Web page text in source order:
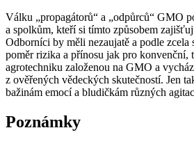
Válku „propagátorů“ a „odpůrců“ GMO
a spolkům, kteří si tímto způsobem
Odborníci by měli nezaujatě a podle
poměr rizika a přínosu jak pro konvenční,
agrotechniku založenou na GMO a
z ověřených vědeckých skutečností. Jen
bažinám emocí a bludičkám různých
Poznámky